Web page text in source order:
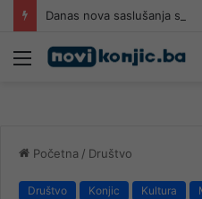
Meni
Početna / Društvo
Društvo Konjic Kultura